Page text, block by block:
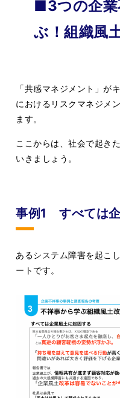
■3つの企業
ぶ！組織風
「共感マネジメント」が
におけるリスクマネジメ
ます。
ここからは、社会で起き
いきましょう。
事例1 すべては
あるシステム障害を起こ
ートです。